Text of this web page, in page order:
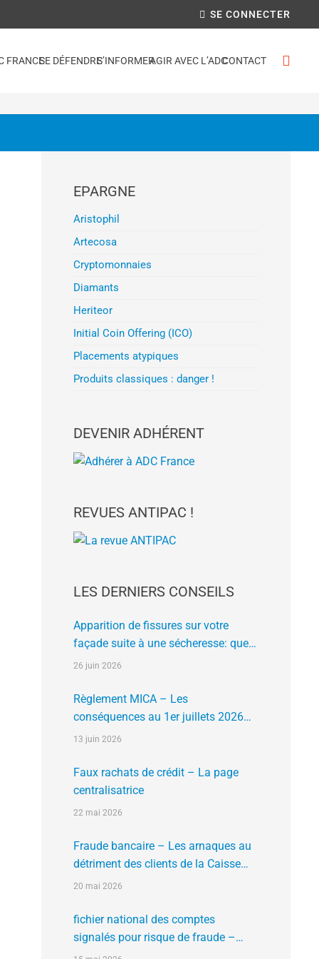
SE CONNECTER
FRANCESE DÉFENDRES’INFORMERAGIR AVEC L’ADCCONTACT
EPARGNE
Aristophil
Artecosa
Cryptomonnaies
Diamants
Heriteor
Initial Coin Offering (ICO)
Placements atypiques
Produits classiques : danger !
DEVENIR ADHÉRENT
REVUES ANTIPAC !
LES DERNIERS CONSEILS
Apparition de fissures sur votre
façade suite à une sécheresse: que
faire?
26 juin 2026
Règlement MICA – Les
conséquences au 1er juillets 2026
des plates formes crypto n’ayant pas
13 juin 2026
Faux rachats de crédit – La page
centralisatrice
22 mai 2026
Fraude bancaire – Les arnaques au
détriment des clients de la Caisse
d’Epargne
20 mai 2026
fichier national des comptes
signalés pour risque de fraude –
FNC-RF : un nouveau rempart contre